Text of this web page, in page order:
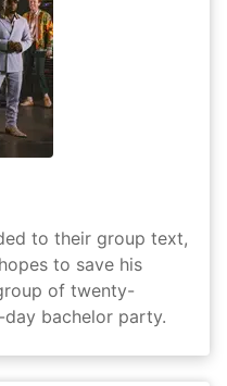
to their group text,
to save his
of twenty-
bachelor party.